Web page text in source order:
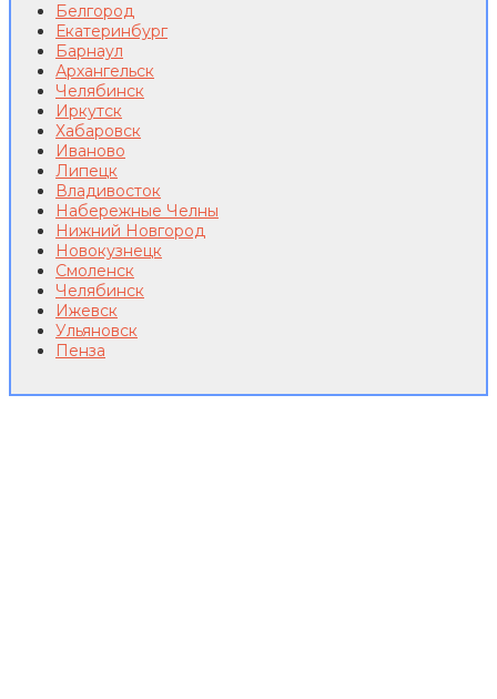
Белгород
Екатеринбург
Барнаул
Архангельск
Челябинск
Иркутск
Хабаровск
Иваново
Липецк
Владивосток
Набережные Челны
Нижний Новгород
Новокузнецк
Смоленск
Челябинск
Ижевск
Ульяновск
Пенза